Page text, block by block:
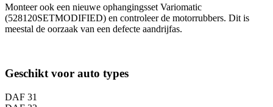
Monteer ook een nieuwe ophangingsset Variomatic
(528120SETMODIFIED) en controleer de motorrubbers. Dit is
meestal de oorzaak van een defecte aandrijfas.
Geschikt voor auto types
DAF 31